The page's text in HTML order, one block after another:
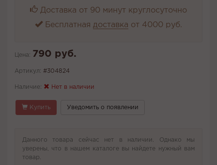
Доставка от 90 минут круглосуточно
Бесплатная доставка от 4000 руб.
Цена: 790 руб.
Артикул: #304824
Наличие: Нет в наличии
Купить Уведомить о появлении
Данного товара сейчас нет в наличии. Однако мы
уверены, что в нашем каталоге вы найдете нужный вам
товар.